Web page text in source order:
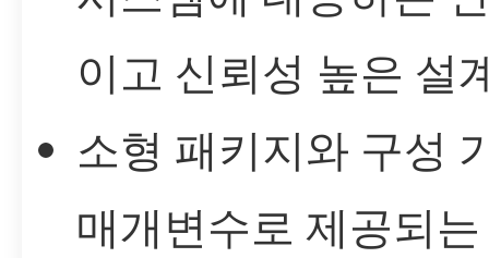
이고 신뢰성 높은 설
소형 패키지와 구성
매개변수로 제공되